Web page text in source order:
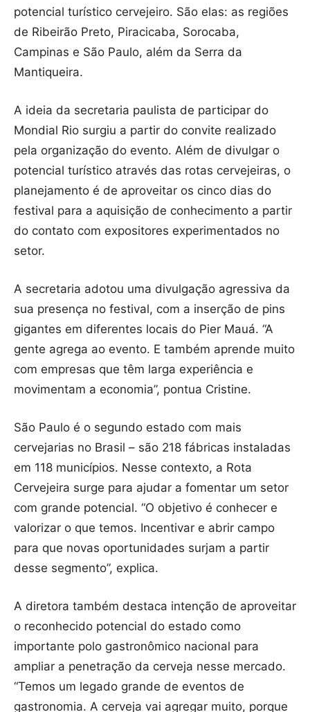
potencial turístico cervejeiro. São elas: as regiões
de Ribeirão Preto, Piracicaba, Sorocaba,
Campinas e São Paulo, além da Serra da
Mantiqueira.
A ideia da secretaria paulista de participar do
Mondial Rio surgiu a partir do convite realizado
pela organização do evento. Além de divulgar o
potencial turístico através das rotas cervejeiras, o
planejamento é de aproveitar os cinco dias do
festival para a aquisição de conhecimento a partir
do contato com expositores experimentados no
setor.
A secretaria adotou uma divulgação agressiva da
sua presença no festival, com a inserção de pins
gigantes em diferentes locais do Pier Mauá. “A
gente agrega ao evento. E também aprende muito
com empresas que têm larga experiência e
movimentam a economia”, pontua Cristine.
São Paulo é o segundo estado com mais
cervejarias no Brasil – são 218 fábricas instaladas
em 118 municípios. Nesse contexto, a Rota
Cervejeira surge para ajudar a fomentar um setor
com grande potencial. “O objetivo é conhecer e
valorizar o que temos. Incentivar e abrir campo
para que novas oportunidades surjam a partir
desse segmento”, explica.
A diretora também destaca intenção de aproveitar
o reconhecido potencial do estado como
importante polo gastronômico nacional para
ampliar a penetração da cerveja nesse mercado.
“Temos um legado grande de eventos de
gastronomia. A cerveja vai agregar muito, porque